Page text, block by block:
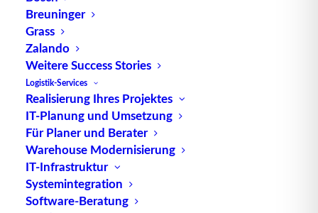
Breuninger
Grass
Zalando
Weitere Success Stories
Logistik-Services
Realisierung Ihres Projektes
IT-Planung und Umsetzung
Für Planer und Berater
Warehouse Modernisierung
IT-Infrastruktur
Systemintegration
Software-Beratung
Polarisation, bei der die Schwingungsrichtung der
elektromagnetischen Welle in einer Ebene liegt,
rotiert die Schwingungsebene bei der zirkularen
Polarisation kontinuierlich im Uhrzeigersinn oder
gegen den Uhrzeigersinn.
Diese spezielle Form der Polarisation bietet eine
Reihe von Vorteilen in der drahtlosen
Kommunikation, insbesondere bei der Übertragung
von Signalen über große Entfernungen oder in
Umgebungen mit vielen Hindernissen. Circular